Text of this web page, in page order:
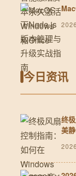
今日资讯
终
美